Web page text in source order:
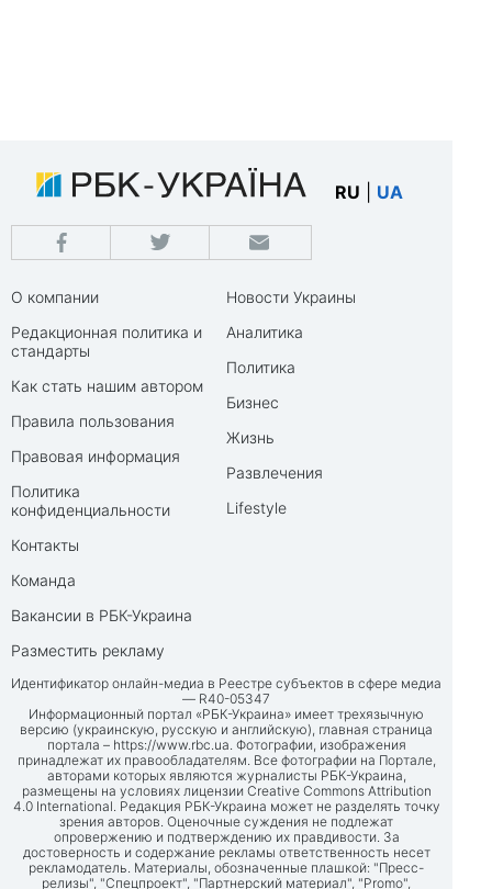
RU UA
О компании
Редакционная политика и
стандарты
Как стать нашим автором
Правила пользования
Правовая информация
Политика
конфиденциальности
Контакты
Команда
Вакансии в РБК-Украина
Разместить рекламу
Новости Украины
Аналитика
Политика
Бизнес
Жизнь
Развлечения
Lifestyle
Идентификатор онлайн-медиа в Реестре субъектов в сфере медиа
— R40-05347
Информационный портал «РБК-Украина» имеет трехязычную
версию (украинскую, русскую и английскую), главная страница
портала – https://www.rbc.ua. Фотографии, изображения
принадлежат их правообладателям. Все фотографии на Портале,
авторами которых являются журналисты РБК-Украина,
размещены на условиях лицензии Creative Commons Attribution
4.0 International. Редакция РБК-Украина может не разделять точку
зрения авторов. Оценочные суждения не подлежат
опровержению и подтверждению их правдивости. За
достоверность и содержание рекламы ответственность несет
рекламодатель. Материалы, обозначенные плашкой: "Пресс-
релизы", "Спецпроект", "Партнерский материал", "Promo",